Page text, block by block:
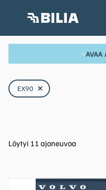
AVAA
Löytyi 11 ajoneuvoa
EX90 ✕